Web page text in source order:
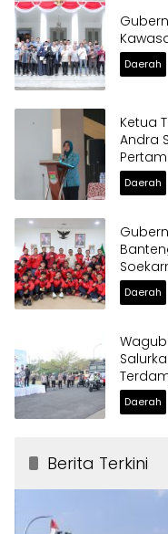
Daerah
Ketua
Andra
Daerah
Daerah
Daerah
Berita Terkini